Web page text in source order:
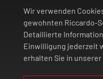
Wir verwenden
gewohnten Riccardo-
Detaillierte
Einwilligung jederzeit
erhalten Sie in unserer
ZAHLUNG UND